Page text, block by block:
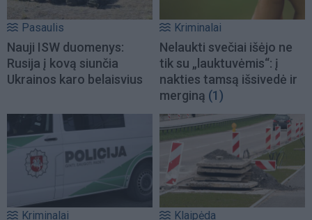
Pasaulis
Nauji ISW duomenys:
Rusija į kovą siunčia
Ukrainos karo belaisvius
Kriminalai
Nelaukti svečiai išėjo ne
tik su „lauktuvėmis“: į
nakties tamsą išsivedė ir
merginą (1)
Kriminalai Klaipėda